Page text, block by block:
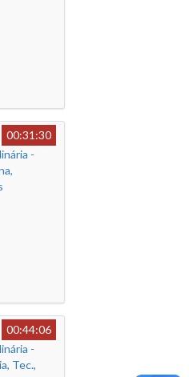
00:31:30
-
00:44:06
-
Tec.,